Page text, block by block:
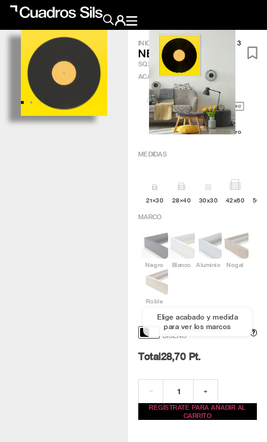
Obra Pictórica
Obra Gráfica
INICIO OBRA GRÁFICA NEON 3
NEON 3
SQ242
ACABADO
?
Artic Minimal Q4attro
MEDIDAS
21×30 28×40 30x30 42x60
PERSONALIZACIÓN Y
DISEÑO
?
MARCO
Negro Blanco Aluminio Nogal
Roble
Elige acabado y medida
para ver los marcos
Total28,70 Pt.
− +
REGÍSTRATE PARA AÑADIR AL
CARRITO